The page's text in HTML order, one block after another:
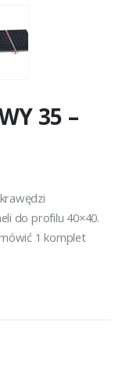
35 –
do profilu 40×40.
1 komplet